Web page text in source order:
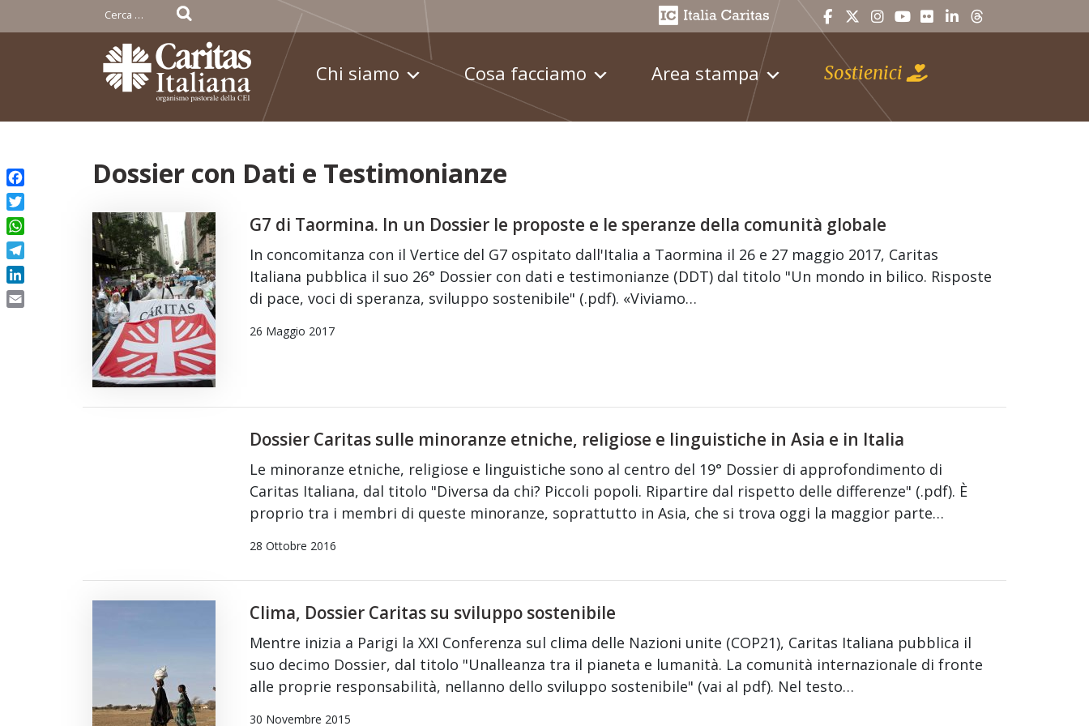
Skip
to
content
Ricerca
per:
Chi siamo Cosa facciamo Area stampa Sostienici
Dossier con Dati e Testimonianze
G7 di Taormina. In un Dossier le proposte e le speranze della comunità globale
In concomitanza con il Vertice del G7 ospitato dall'Italia a Taormina il 26 e 27 maggio 2017, Caritas
Italiana pubblica il suo 26° Dossier con dati e testimonianze (DDT) dal titolo "Un mondo in bilico. Risposte
di pace, voci di speranza, sviluppo sostenibile" (.pdf). «Viviamo…
26 Maggio 2017
Dossier Caritas sulle minoranze etniche, religiose e linguistiche in Asia e in Italia
Le minoranze etniche, religiose e linguistiche sono al centro del 19° Dossier di approfondimento di
Caritas Italiana, dal titolo "Diversa da chi? Piccoli popoli. Ripartire dal rispetto delle differenze" (.pdf). È
proprio tra i membri di queste minoranze, soprattutto in Asia, che si trova oggi la maggior parte…
28 Ottobre 2016
Clima, Dossier Caritas su sviluppo sostenibile
Mentre inizia a Parigi la XXI Conferenza sul clima delle Nazioni unite (COP21), Caritas Italiana pubblica il
suo decimo Dossier, dal titolo "Unalleanza tra il pianeta e lumanità. La comunità internazionale di fronte
alle proprie responsabilità, nellanno dello sviluppo sostenibile" (vai al pdf). Nel testo…
30 Novembre 2015
Facebook
Twitter
WhatsApp
Telegram
LinkedIn